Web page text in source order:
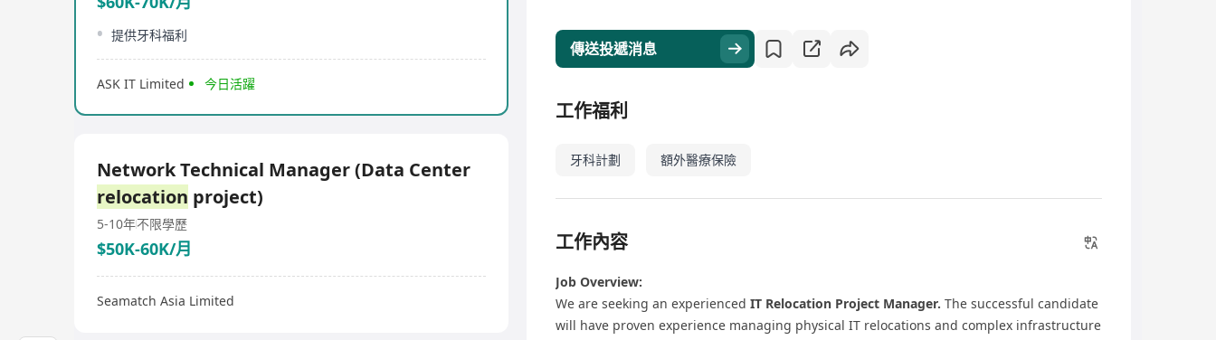
提供牙科福利
ASK IT Limited 今日活躍
Network Technical Manager (Data Center
relocation project)
5-10年不限學歷
$50K-60K/月
Seamatch Asia Limited
傳送投遞消息
工作福利
牙科計劃 額外醫療保險
工作內容
Job Overview:
We are seeking an experienced IT Relocation Project Manager. The successful candidate
will have proven experience managing physical IT relocations and complex infrastructure